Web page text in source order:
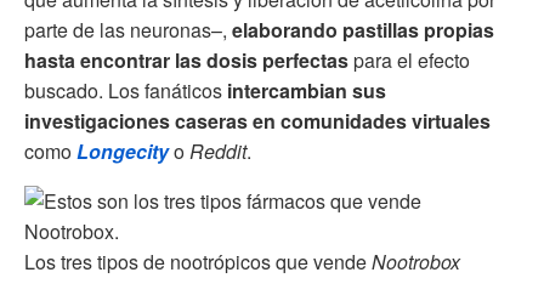
parte de las neuronas–, elaborando pastillas propias
hasta encontrar las dosis perfectaspara el efecto
buscado. Los fanáticos intercambian sus
investigaciones caseras en comunidades virtuales
comoLongecityoReddit.
Los tres tipos de nootrópicos que vendeNootrobox